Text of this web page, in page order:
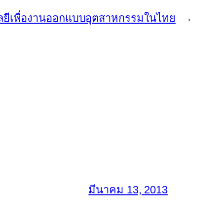
เพื่องานออกแบบอุตสาหกรรมในไทย →
มีนาคม 13, 2013